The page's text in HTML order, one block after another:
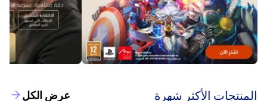
‫المنتجات الأكثر شهرة‬ عرض الكل